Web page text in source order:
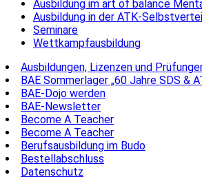
Ausbildung im art of balance
Ausbildung in der ATK-
Seminare
Wettkampfausbildung
Ausbildungen, Lizenzen und
BAE Sommerlager „60 Jahre SDS &
BAE-Dojo werden
BAE-Newsletter
Become A Teacher
Become A Teacher
Berufsausbildung im Budo
Bestellabschluss
Datenschutz